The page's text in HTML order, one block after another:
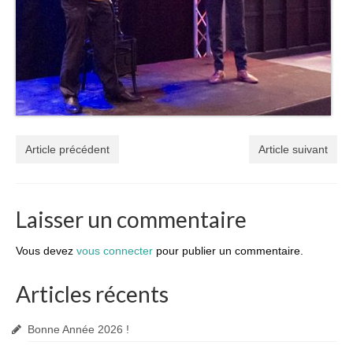
Article précédent Article suivant
Laisser un commentaire
Vous devez vous connecter pour publier un commentaire.
Articles récents
Bonne Année 2026 !